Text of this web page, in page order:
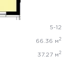
5-12
66.36 м 2
37.27 м 2